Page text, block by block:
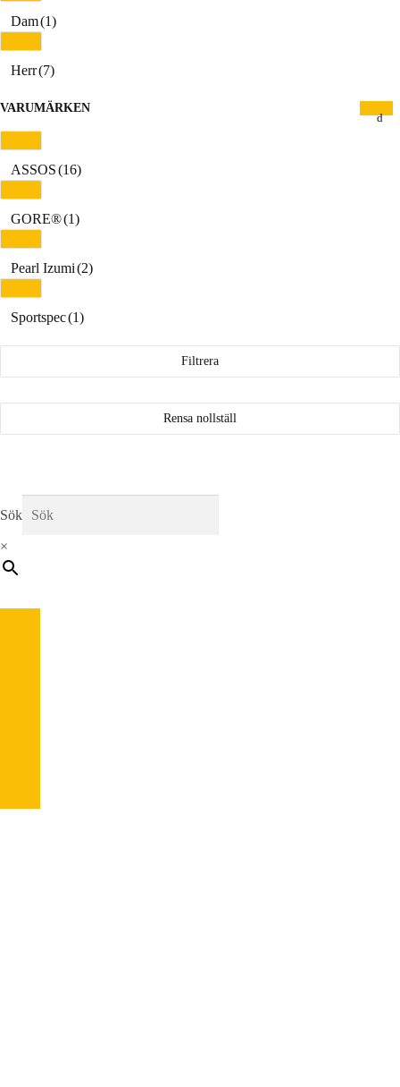
Dam(1)
Herr(7)
VARUMÄRKEN
ASSOS(16)
GORE®(1)
Pearl Izumi(2)
Sportspec(1)
Filtrera
Rensa nollställ
Sök
×